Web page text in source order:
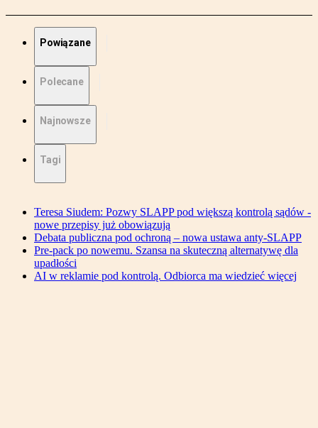
Powiązane
Polecane
Najnowsze
Tagi
Teresa Siudem: Pozwy SLAPP pod większą kontrolą sądów -
nowe przepisy już obowiązują
Debata publiczna pod ochroną – nowa ustawa anty-SLAPP
Pre-pack po nowemu. Szansa na skuteczną alternatywę dla
upadłości
AI w reklamie pod kontrolą. Odbiorca ma wiedzieć więcej